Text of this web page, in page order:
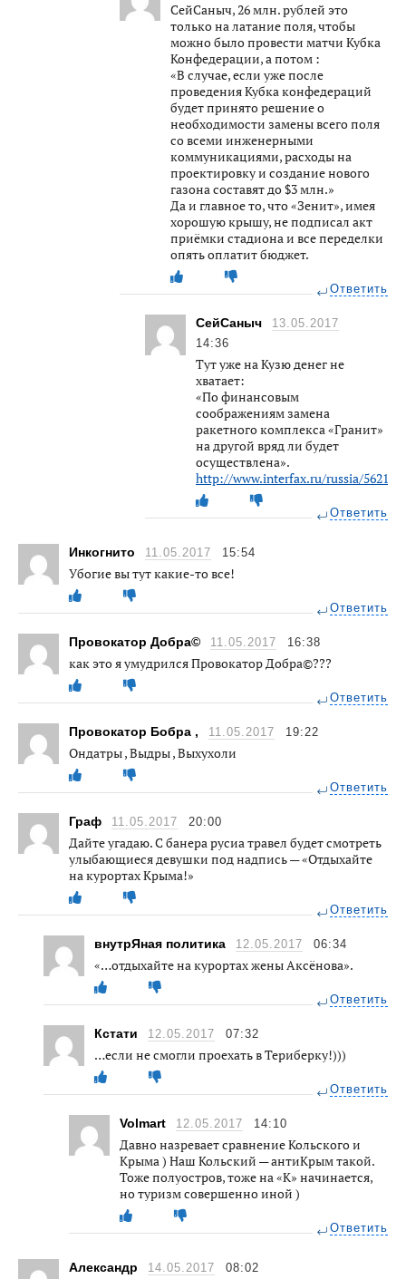
СейСаныч, 26 млн. рублей это
только на латание поля, чтобы
можно было провести матчи Кубка
Конфедерации, а потом :
«В случае, если уже после
проведения Кубка конфедераций
будет принято решение о
необходимости замены всего поля
со всеми инженерными
коммуникациями, расходы на
проектировку и создание нового
газона составят до $3 млн.»
Да и главное то, что «Зенит», имея
хорошую крышу, не подписал акт
приёмки стадиона и все переделки
опять оплатит бюджет.
Ответить
СейСаныч
13.05.2017
14:36
Тут уже на Кузю денег не
хватает:
«По финансовым
соображениям замена
ракетного комплекса «Гранит»
на другой вряд ли будет
осуществлена».
http://www.interfax.ru/russia/562165
Ответить
Инкогнито 11.05.2017 15:54
Убогие вы тут какие-то все!
Ответить
Провокатор Добра© 11.05.2017 16:38
как это я умудрился Провокатор Добра©???
Ответить
Провокатор Бобра , 11.05.2017 19:22
Ондатры , Выдры , Выхухоли
Ответить
Граф 11.05.2017 20:00
Дайте угадаю. С банера русиа травел будет смотреть
улыбающиеся девушки под надпись — «Отдыхайте
на курортах Крыма!»
Ответить
внутрЯная политика 12.05.2017 06:34
«…отдыхайте на курортах жены Аксёнова».
Ответить
Кстати 12.05.2017 07:32
…если не смогли проехать в Териберку!)))
Ответить
Volmart 12.05.2017 14:10
Давно назревает сравнение Кольского и
Крыма ) Наш Кольский — антиКрым такой.
Тоже полуостров, тоже на «К» начинается,
но туризм совершенно иной )
Ответить
Александр 14.05.2017 08:02